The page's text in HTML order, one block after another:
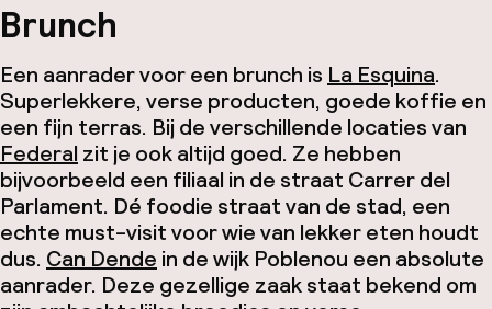
Brunch
Een aanrader voor een brunch is La Esquina.
Superlekkere, verse producten, goede koffie en
een fijn terras. Bij de verschillende locaties van
Federal zit je ook altijd goed. Ze hebben
bijvoorbeeld een filiaal in de straat Carrer del
Parlament. Dé foodie straat van de stad, een
echte must-visit voor wie van lekker eten houdt
dus. Can Dende in de wijk Poblenou een absolute
aanrader. Deze gezellige zaak staat bekend om